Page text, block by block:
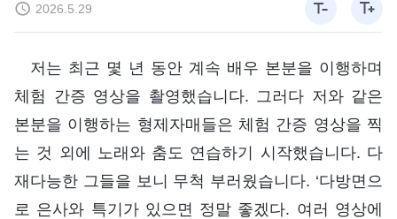
2026.5.29
저는 최근 몇 년 동안 계속 배우 본분을 이행하며
체험 간증 영상을 촬영했습니다. 그러다 저와 같은
본분을 이행하는 형제자매들은 체험 간증 영상을 찍
는 것 외에 노래와 춤도 연습하기 시작했습니다. 다
재다능한 그들을 보니 무척 부러웠습니다. ‘다방면으
로 은사와 특기가 있으면 정말 좋겠다. 여러 영상에